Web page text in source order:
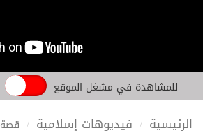
للمشاهدة في مشغل الموقع
الرئيسية فيديوهات إسلامية